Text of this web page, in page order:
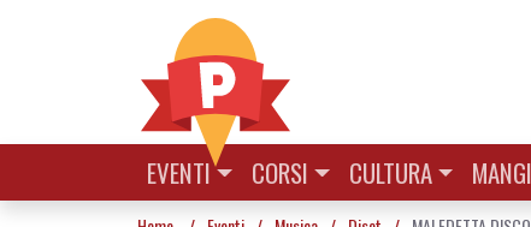
EVENTI CORSI CULTURA